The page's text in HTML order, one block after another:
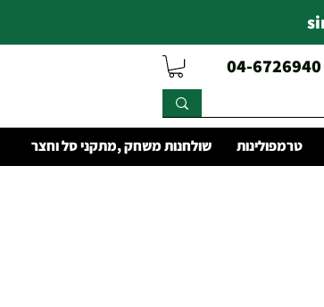
טרמפולינות שולחנות משחק ,מתקני סל וחצר